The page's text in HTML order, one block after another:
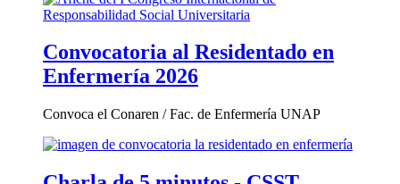
Convocatoria al Residentado en
Enfermería 2026
Convoca el Conaren / Fac. de Enfermería UNAP